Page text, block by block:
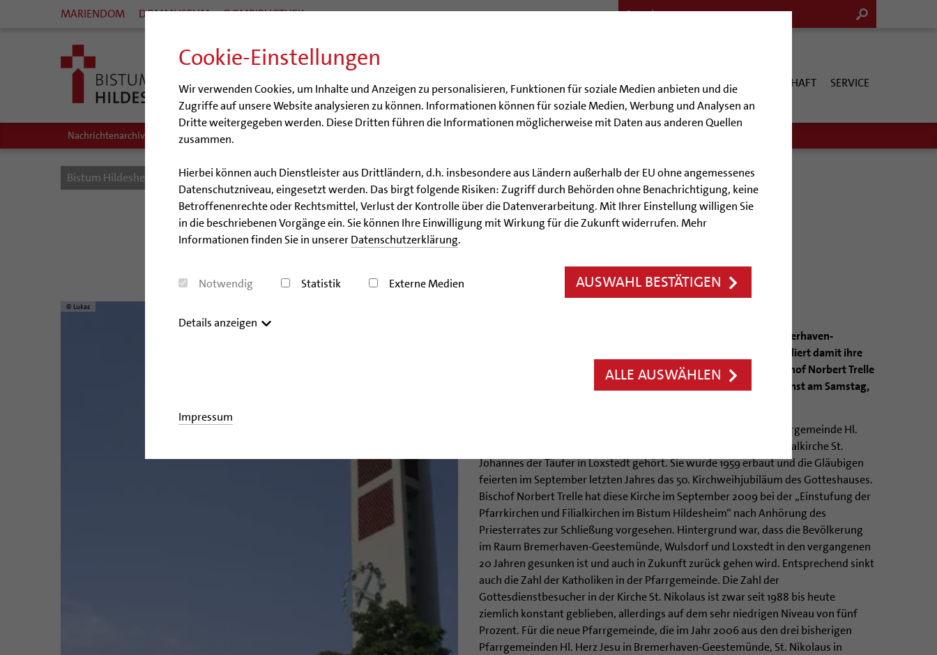
Cookie-Einstellungen
Wir verwenden Cookies, um Inhalte und Anzeigen zu personalisieren, Funktionen für soziale Medien anbieten und die
Zugriffe auf unsere Website analysieren zu können. Informationen können für soziale Medien, Werbung und Analysen an
Dritte weitergegeben werden. Diese Dritten führen die Informationen möglicherweise mit Daten aus anderen Quellen
zusammen.
Hierbei können auch Dienstleister aus Drittländern, d.h. insbesondere aus Ländern außerhalb der EU ohne angemessenes
Datenschutzniveau, eingesetzt werden. Das birgt folgende Risiken: Zugriff durch Behörden ohne Benachrichtigung, keine
Betroffenenrechte oder Rechtsmittel, Verlust der Kontrolle über die Datenverarbeitung. Mit Ihrer Einstellung willigen Sie
in die beschriebenen Vorgänge ein. Sie können Ihre Einwilligung mit Wirkung für die Zukunft widerrufen. Mehr
Informationen finden Sie in unsererDatenschutzerklärung.
Notwendig Statistik Externe Medien AUSWAHL BESTÄTIGEN
Details anzeigen
ALLE AUSWÄHLEN
Impressum
MARIENDOM DOMMUSEUM DOMBIBLIOTHEK
BISTUM BERATUNG & HILFE BILDUNG & KULTUR KIRCHE & GESELLSCHAFT SERVICE
Nachrichtenarchiv Audio/Podcasts
Bistum Hildesheim Bistum Nachrichten Artikel
Ein halbes Jahrhundert Gotteshaus
Die Kirche „St. Nikolaus“ in Bremerhaven-Wulsdorf wird geschlossen
© Lukas
Hildesheim/Bremerhaven (bph) Die Kirche „St. Nikolaus” in Bremerhaven-
Wulsdorf wird kurz nach ihrem 50. Geburtstag profaniert und verliert damit ihre
Funktion als Ort für Gottesdienste. Das hat der Hildesheimer Bischof Norbert Trelle
entschieden. Der Bischof selbst wird den Profanierungsgottesdienst am Samstag,
Die Kirche „St. Nikolaus“ ist eine Filialkirche der Katholischen Pfarrgemeinde Hl.
Herz Jesu in Bremerhaven-Geestemünde, zu der auch noch die Filialkirche St.
Johannes der Täufer in Loxstedt gehört. Sie wurde 1959 erbaut und die Gläubigen
feierten im September letzten Jahres das 50. Kirchweihjubiläum des Gotteshauses.
Bischof Norbert Trelle hat diese Kirche im September 2009 bei der „Einstufung der
Pfarrkirchen und Filialkirchen im Bistum Hildesheim“ nach Anhörung des
Priesterrates zur Schließung vorgesehen. Hintergrund war, dass die Bevölkerung
im Raum Bremerhaven-Geestemünde, Wulsdorf und Loxstedt in den vergangenen
20 Jahren gesunken ist und auch in Zukunft zurück gehen wird. Entsprechend sinkt
auch die Zahl der Katholiken in der Pfarrgemeinde. Die Zahl der
Gottesdienstbesucher in der Kirche St. Nikolaus ist zwar seit 1988 bis heute
ziemlich konstant geblieben, allerdings auf dem sehr niedrigen Niveau von fünf
Prozent. Für die neue Pfarrgemeinde, die im Jahr 2006 aus den drei bisherigen
Pfarrgemeinden Hl. Herz Jesu in Bremerhaven-Geestemünde, St. Nikolaus in